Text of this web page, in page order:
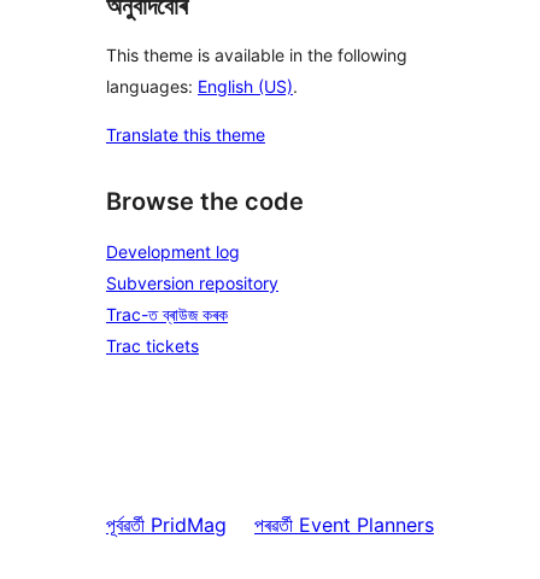
অনুবাদবোৰ
This theme is available in the following
languages: English (US).
Translate this theme
Browse the code
Development log
Subversion repository
Trac-ত ব্ৰাউজ কৰক
Trac tickets
পূৰ্বৱৰ্তী PridMag পৰৱৰ্তী Event Planners